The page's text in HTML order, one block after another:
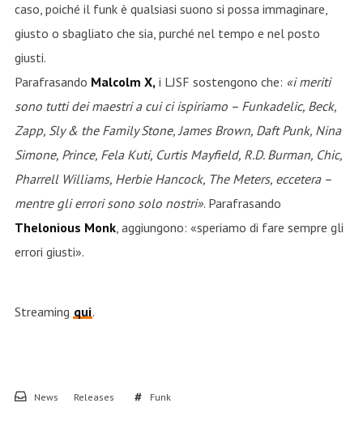
caso, poiché il funk è qualsiasi suono si possa immaginare,
giusto o sbagliato che sia, purché nel tempo e nel posto
giusti.
Parafrasando Malcolm X,i LJSF sostengono che: «i meriti
sono tutti dei maestri a cui ci ispiriamo – Funkadelic, Beck,
Zapp, Sly & the Family Stone, James Brown, Daft Punk, Nina
Simone, Prince, Fela Kuti, Curtis Mayfield, R.D. Burman, Chic,
Pharrell Williams, Herbie Hancock, The Meters, eccetera –
mentre gli errori sono solo nostri». Parafrasando
Thelonious Monk, aggiungono: «speriamo di fare sempre gli
errori giusti».
Streaming qui.
News Releases Funk